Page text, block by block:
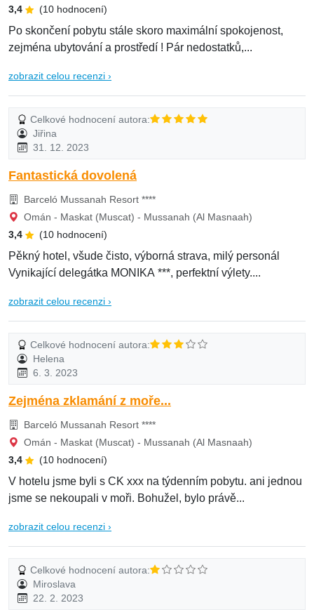
3,4
(10 hodnocení)
Po skončení pobytu stále skoro maximální spokojenost,
zejména ubytování a prostředí ! Pár nedostatků,...
zobrazit celou recenzi ›
Celkové hodnocení autora:
Jiřina
31. 12. 2023
Fantastická dovolená
Barceló Mussanah Resort ****
Omán - Maskat (Muscat) - Mussanah (Al Masnaah)
3,4
(10 hodnocení)
Pěkný hotel, všude čisto, výborná strava, milý personál
Vynikající delegátka MONIKA ***, perfektní výlety....
zobrazit celou recenzi ›
Celkové hodnocení autora:
Helena
6. 3. 2023
Zejména zklamání z moře...
Barceló Mussanah Resort ****
Omán - Maskat (Muscat) - Mussanah (Al Masnaah)
3,4
(10 hodnocení)
V hotelu jsme byli s CK xxx na týdenním pobytu. ani jednou
jsme se nekoupali v moři. Bohužel, bylo právě...
zobrazit celou recenzi ›
Celkové hodnocení autora:
Miroslava
22. 2. 2023